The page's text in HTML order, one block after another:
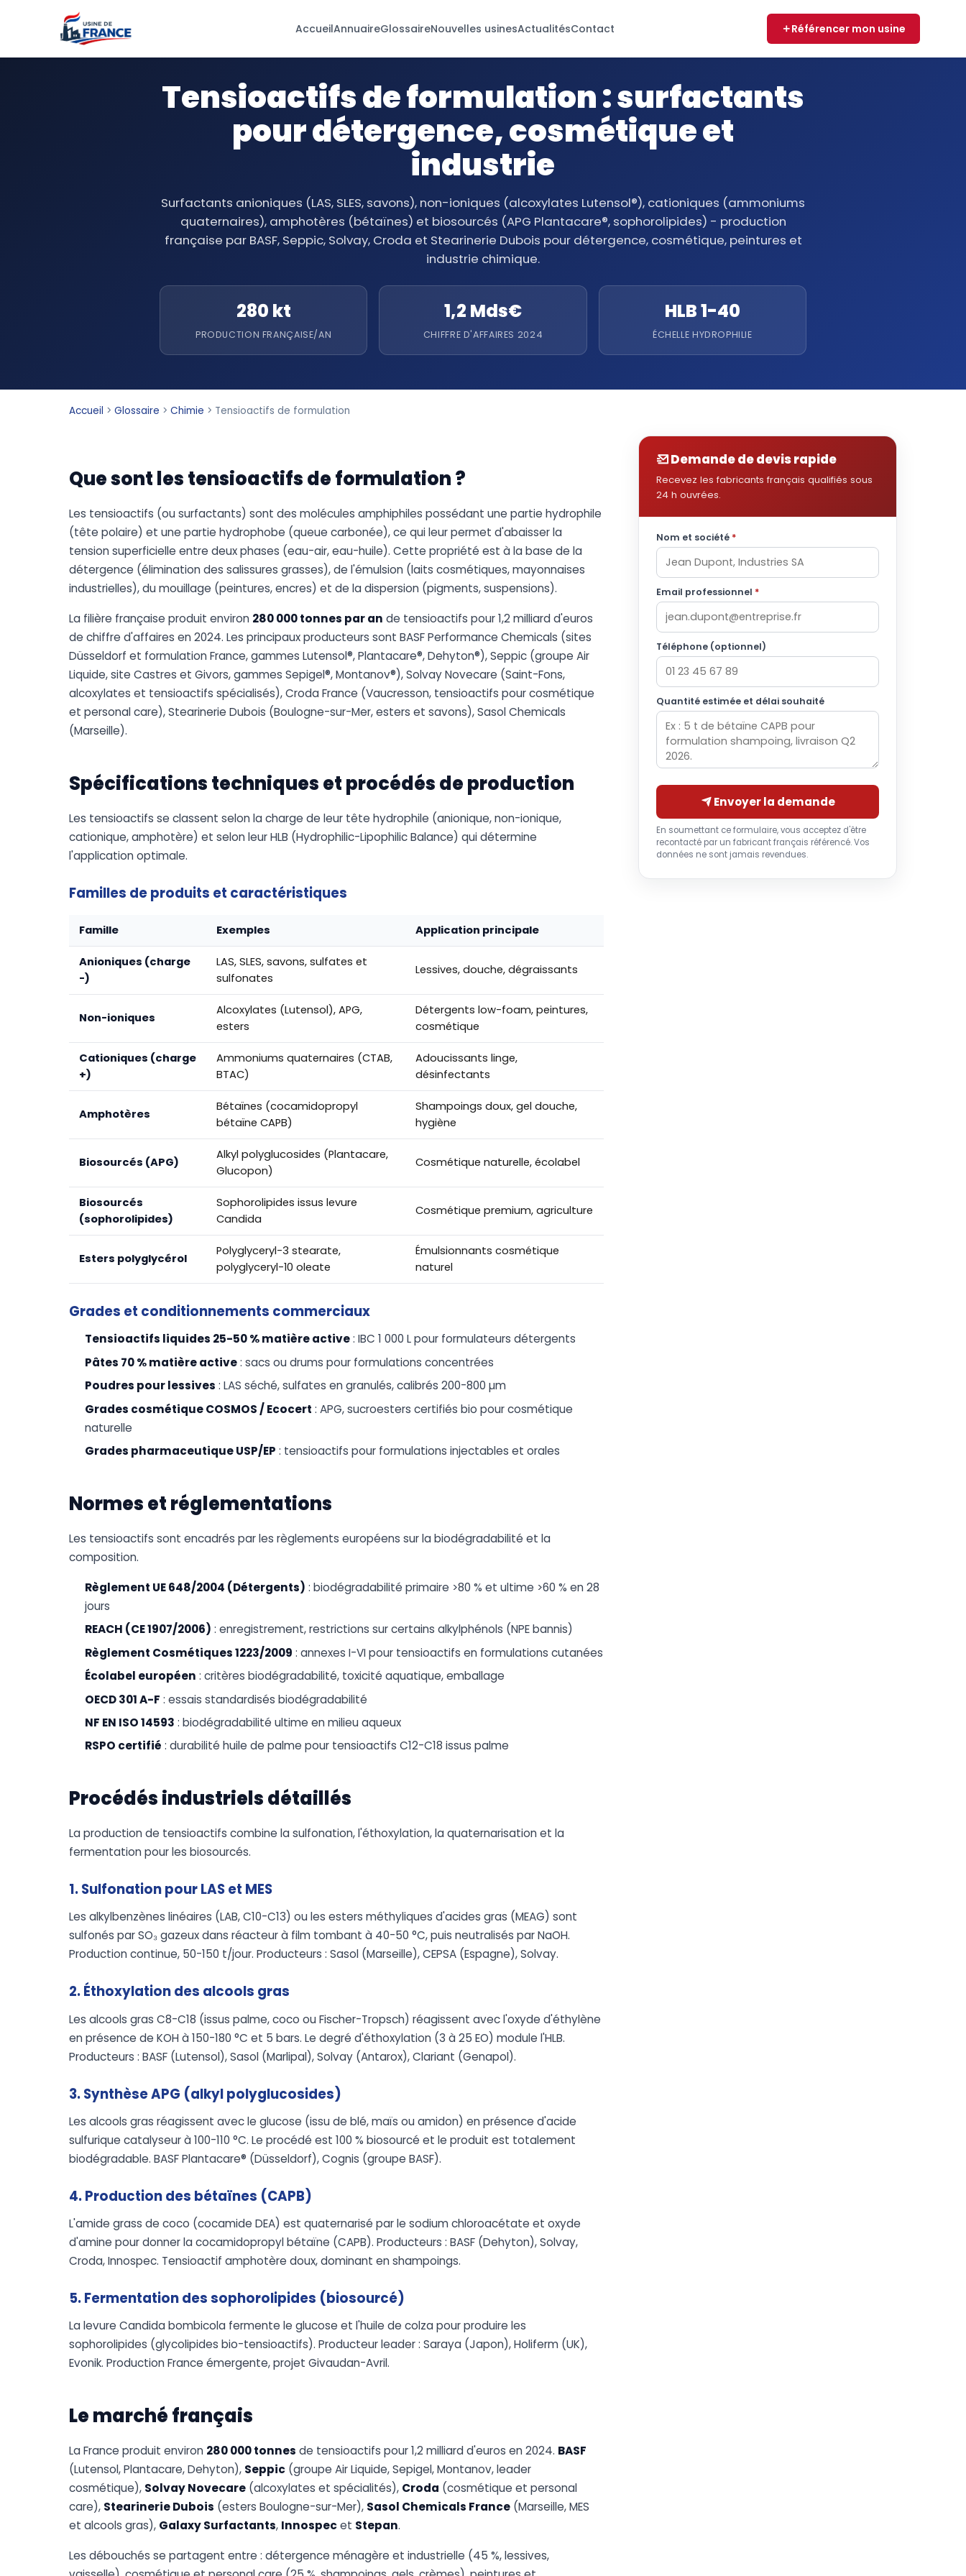
AccueilAnnuaireGlossaireNouvelles usinesActualitésContact Référencer mon usine
Tensioactifs de formulation : surfactants
pour détergence, cosmétique et
industrie
Surfactants anioniques (LAS, SLES, savons), non-ioniques (alcoxylates Lutensol®), cationiques (ammoniums
quaternaires), amphotères (bétaïnes) et biosourcés (APG Plantacare®, sophorolipides) - production
française par BASF, Seppic, Solvay, Croda et Stearinerie Dubois pour détergence, cosmétique, peintures et
industrie chimique.
280 kt
PRODUCTION FRANÇAISE/AN
1,2 Mds€
CHIFFRE D'AFFAIRES 2024
HLB 1-40
ÉCHELLE HYDROPHILIE
Accueil > Glossaire > Chimie > Tensioactifs de formulation
Que sont les tensioactifs de formulation ?
Les tensioactifs (ou surfactants) sont des molécules amphiphiles possédant une partie hydrophile
(tête polaire) et une partie hydrophobe (queue carbonée), ce qui leur permet d'abaisser la
tension superficielle entre deux phases (eau-air, eau-huile). Cette propriété est à la base de la
détergence (élimination des salissures grasses), de l'émulsion (laits cosmétiques, mayonnaises
industrielles), du mouillage (peintures, encres) et de la dispersion (pigments, suspensions).
La filière française produit environ 280 000 tonnes par an de tensioactifs pour 1,2 milliard d'euros
de chiffre d'affaires en 2024. Les principaux producteurs sont BASF Performance Chemicals (sites
Düsseldorf et formulation France, gammes Lutensol®, Plantacare®, Dehyton®), Seppic (groupe Air
Liquide, site Castres et Givors, gammes Sepigel®, Montanov®), Solvay Novecare (Saint-Fons,
alcoxylates et tensioactifs spécialisés), Croda France (Vaucresson, tensioactifs pour cosmétique
et personal care), Stearinerie Dubois (Boulogne-sur-Mer, esters et savons), Sasol Chemicals
(Marseille).
Spécifications techniques et procédés de production
Les tensioactifs se classent selon la charge de leur tête hydrophile (anionique, non-ionique,
cationique, amphotère) et selon leur HLB (Hydrophilic-Lipophilic Balance) qui détermine
l'application optimale.
Familles de produits et caractéristiques
Famille Exemples Application principale
Anioniques (charge
-)
LAS, SLES, savons, sulfates et
sulfonates
Lessives, douche, dégraissants
Non-ioniques
Alcoxylates (Lutensol), APG,
esters
Détergents low-foam, peintures,
cosmétique
Cationiques (charge
+)
Ammoniums quaternaires (CTAB,
BTAC)
Adoucissants linge,
désinfectants
Amphotères
Bétaïnes (cocamidopropyl
bétaïne CAPB)
Shampoings doux, gel douche,
hygiène
Biosourcés (APG)
Alkyl polyglucosides (Plantacare,
Glucopon)
Cosmétique naturelle, écolabel
Biosourcés
(sophorolipides)
Sophorolipides issus levure
Candida
Cosmétique premium, agriculture
Esters polyglycérol
Polyglyceryl-3 stearate,
polyglyceryl-10 oleate
Émulsionnants cosmétique
naturel
Grades et conditionnements commerciaux
Tensioactifs liquides 25-50 % matière active: IBC 1 000 L pour formulateurs détergents
Pâtes 70 % matière active: sacs ou drums pour formulations concentrées
Poudres pour lessives : LAS séché, sulfates en granulés, calibrés 200-800 µm
Grades cosmétique COSMOS / Ecocert : APG, sucroesters certifiés bio pour cosmétique
naturelle
Grades pharmaceutique USP/EP : tensioactifs pour formulations injectables et orales
Normes et réglementations
Les tensioactifs sont encadrés par les règlements européens sur la biodégradabilité et la
composition.
Règlement UE 648/2004 (Détergents) : biodégradabilité primaire >80 % et ultime >60 % en 28
jours
REACH (CE 1907/2006) : enregistrement, restrictions sur certains alkylphénols (NPE bannis)
Règlement Cosmétiques 1223/2009 : annexes I-VI pour tensioactifs en formulations cutanées
Écolabel européen : critères biodégradabilité, toxicité aquatique, emballage
OECD 301 A-F : essais standardisés biodégradabilité
NF EN ISO 14593 : biodégradabilité ultime en milieu aqueux
RSPO certifié : durabilité huile de palme pour tensioactifs C12-C18 issus palme
Procédés industriels détaillés
La production de tensioactifs combine la sulfonation, l'éthoxylation, la quaternarisation et la
fermentation pour les biosourcés.
1. Sulfonation pour LAS et MES
Les alkylbenzènes linéaires (LAB, C10-C13) ou les esters méthyliques d'acides gras (MEAG) sont
sulfonés par SO₃ gazeux dans réacteur à film tombant à 40-50 °C, puis neutralisés par NaOH.
Production continue, 50-150 t/jour. Producteurs : Sasol (Marseille), CEPSA (Espagne), Solvay.
2. Éthoxylation des alcools gras
Les alcools gras C8-C18 (issus palme, coco ou Fischer-Tropsch) réagissent avec l'oxyde d'éthylène
en présence de KOH à 150-180 °C et 5 bars. Le degré d'éthoxylation (3 à 25 EO) module l'HLB.
Producteurs : BASF (Lutensol), Sasol (Marlipal), Solvay (Antarox), Clariant (Genapol).
3. Synthèse APG (alkyl polyglucosides)
Les alcools gras réagissent avec le glucose (issu de blé, maïs ou amidon) en présence d'acide
sulfurique catalyseur à 100-110 °C. Le procédé est 100 % biosourcé et le produit est totalement
biodégradable. BASF Plantacare® (Düsseldorf), Cognis (groupe BASF).
4. Production des bétaïnes (CAPB)
L'amide grass de coco (cocamide DEA) est quaternarisé par le sodium chloroacétate et oxyde
d'amine pour donner la cocamidopropyl bétaïne (CAPB). Producteurs : BASF (Dehyton), Solvay,
Croda, Innospec. Tensioactif amphotère doux, dominant en shampoings.
5. Fermentation des sophorolipides (biosourcé)
La levure Candida bombicola fermente le glucose et l'huile de colza pour produire les
sophorolipides (glycolipides bio-tensioactifs). Producteur leader : Saraya (Japon), Holiferm (UK),
Evonik. Production France émergente, projet Givaudan-Avril.
Le marché français
La France produit environ 280 000 tonnes de tensioactifs pour 1,2 milliard d'euros en 2024. BASF
(Lutensol, Plantacare, Dehyton), Seppic (groupe Air Liquide, Sepigel, Montanov, leader
cosmétique), Solvay Novecare (alcoxylates et spécialités), Croda (cosmétique et personal
care), Stearinerie Dubois (esters Boulogne-sur-Mer), Sasol Chemicals France (Marseille, MES
et alcools gras), Galaxy Surfactants, Innospecet Stepan.
Les débouchés se partagent entre : détergence ménagère et industrielle (45 %, lessives,
Demande de devis rapide
Recevez les fabricants français qualifiés sous
24 h ouvrées.
Nom et société *
Email professionnel *
Téléphone (optionnel)
Quantité estimée et délai souhaité
Envoyer la demande
En soumettant ce formulaire, vous acceptez d'être
recontacté par un fabricant français référencé. Vos
données ne sont jamais revendues.